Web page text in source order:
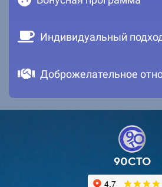
Индивидуальный
Доброжелательное
90СТО